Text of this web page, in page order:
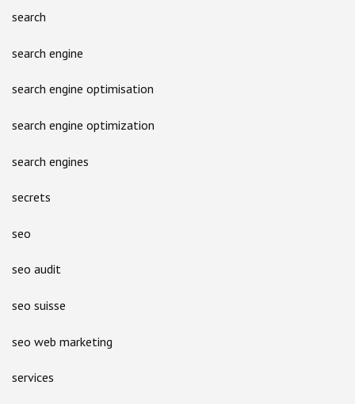
search
search engine
search engine optimisation
search engine optimization
search engines
secrets
seo
seo audit
seo suisse
seo web marketing
services